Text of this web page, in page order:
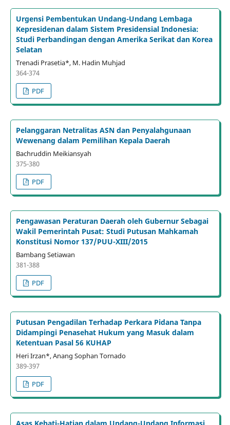
Urgensi Pembentukan Undang-Undang Lembaga
Kepresidenan dalam Sistem Presidensial Indonesia:
Studi Perbandingan dengan Amerika Serikat dan Korea
Selatan
Trenadi Prasetia*, M. Hadin Muhjad
364-374
PDF
Pelanggaran Netralitas ASN dan Penyalahgunaan
Wewenang dalam Pemilihan Kepala Daerah
Bachruddin Meikiansyah
375-380
PDF
Pengawasan Peraturan Daerah oleh Gubernur Sebagai
Wakil Pemerintah Pusat: Studi Putusan Mahkamah
Konstitusi Nomor 137/PUU-XIII/2015
Bambang Setiawan
381-388
PDF
Putusan Pengadilan Terhadap Perkara Pidana Tanpa
Didampingi Penasehat Hukum yang Masuk dalam
Ketentuan Pasal 56 KUHAP
Heri Irzan*, Anang Sophan Tornado
389-397
PDF